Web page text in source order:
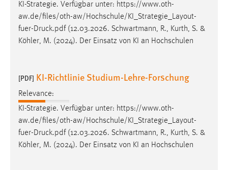
KI-Strategie. Verfügbar unter: https://www.oth-
aw.de/files/oth-aw/Hochschule/KI_Strategie_Layout-
fuer-Druck.pdf (12.03.2026. Schwartmann, R., Kurth, S. &
Köhler, M. (2024). Der Einsatz von KI an Hochschulen
[PDF] KI-Richtlinie Studium-Lehre-Forschung
Relevance:
KI-Strategie. Verfügbar unter: https://www.oth-
aw.de/files/oth-aw/Hochschule/KI_Strategie_Layout-
fuer-Druck.pdf (12.03.2026. Schwartmann, R., Kurth, S. &
Köhler, M. (2024). Der Einsatz von KI an Hochschulen